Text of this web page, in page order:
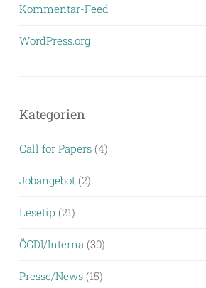
Kommentar-Feed
WordPress.org
Kategorien
Call for Papers (4)
Jobangebot (2)
Lesetip (21)
ÖGDI/Interna (30)
Presse/News (15)